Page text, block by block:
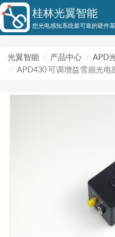
桂林光翼智能
您光电感知系统最可靠的硬件
光翼智能 产品中心
APD
APD430 可调增益雪崩光电